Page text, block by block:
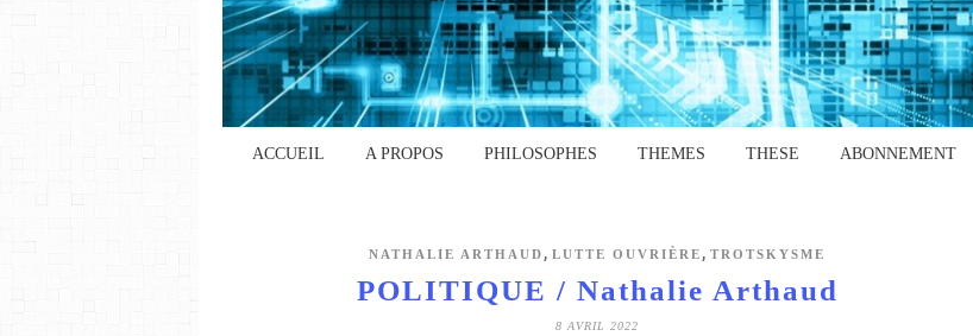
ACCUEIL A PROPOS PHILOSOPHES THEMES THESE ABONNEMENT
NATHALIE ARTHAUD , LUTTE OUVRIÈRE , TROTSKYSME
POLITIQUE / Nathalie Arthaud
8 AVRIL 2022